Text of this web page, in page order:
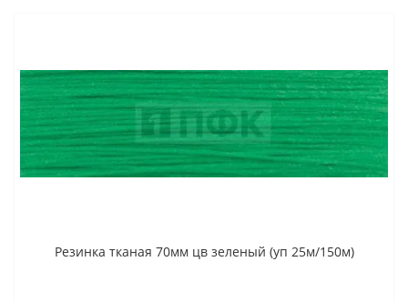
Резинка тканая 70мм цв зеленый (уп 25м/150м)